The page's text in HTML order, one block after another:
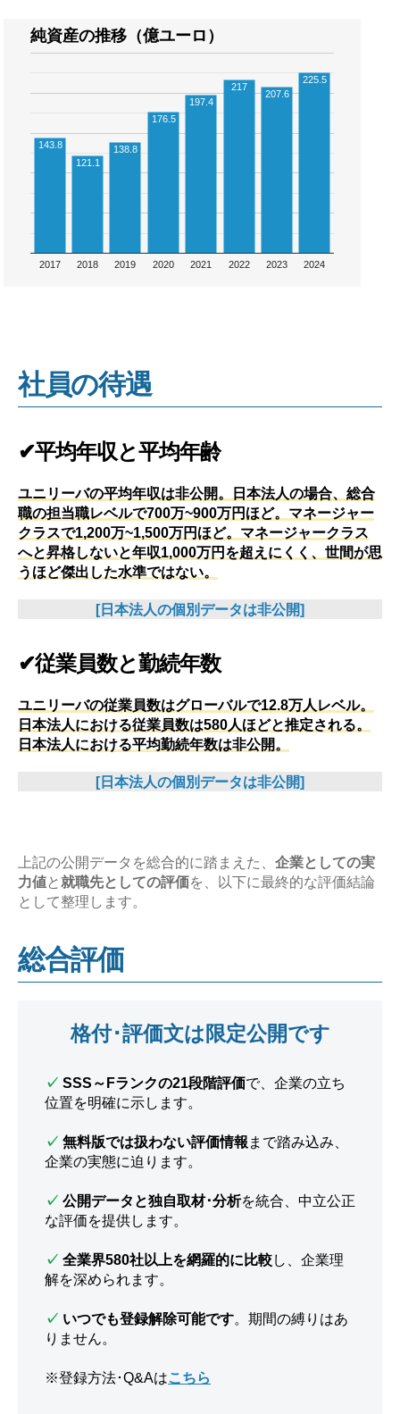
純資産の推移（億ユーロ）
2017 2018 2019 2020 2021 2022 2023 2024
143.8
121.1
138.8
176.5
197.4
217
207.6
225.5
社員の待遇
✔平均年収と平均年齢
ユニリーバの平均年収は非公開。日本法人の場合、総合
職の担当職レベルで700万~900万円ほど。マネージャー
クラスで1,200万~1,500万円ほど。マネージャークラス
へと昇格しないと年収1,000万円を超えにくく、世間が思
うほど傑出した水準ではない。
[日本法人の個別データは非公開]
✔従業員数と勤続年数
ユニリーバの従業員数はグローバルで12.8万人レベル。
日本法人における従業員数は580人ほどと推定される。
日本法人における平均勤続年数は非公開。
[日本法人の個別データは非公開]
上記の公開データを総合的に踏まえた、 企業としての実
力値と就職先としての評価を、以下に最終的な評価結論
として整理します。
総合評価
格付･評価文は限定公開です
✓ SSS～Fランクの21段階評価で、企業の立ち
位置を明確に示します。
✓ 無料版では扱わない評価情報 まで踏み込み、
企業の実態に迫ります。
✓ 公開データと独自取材･分析を統合、中立公正
な評価を提供します。
✓ 全業界580社以上を網羅的に比較し、企業理
解を深められます。
✓ いつでも登録解除可能です。期間の縛りはあ
りません。
※登録方法･Q&Aはこちら